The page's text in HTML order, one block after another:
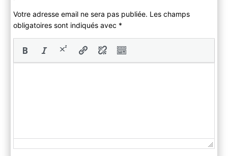
Votre adresse email ne sera pas publiée. Les champs
obligatoires sont indiqués avec *